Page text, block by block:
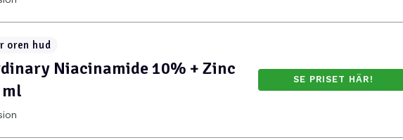
oren hud
Niacinamide 10% + Zinc
SE PRISET HÄR!